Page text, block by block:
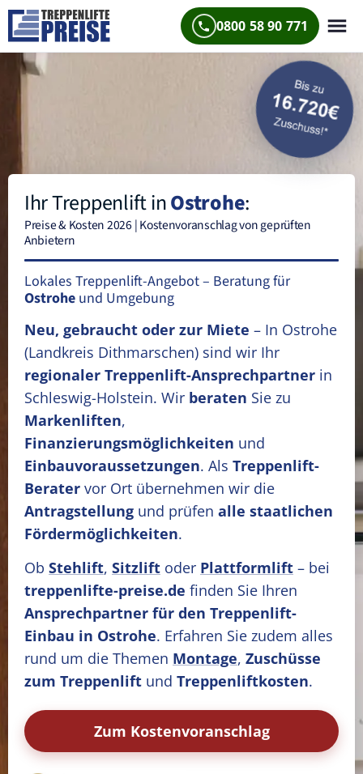
0800 58 90 771
Ihr Treppenlift inOstrohe:
Preise & Kosten 2026 | Kostenvoranschlag von geprüften
Anbietern
Lokales Treppenlift-Angebot – Beratung für
Ostrohe und Umgebung
Neu, gebraucht oder zur Miete – In Ostrohe
(Landkreis Dithmarschen) sind wir Ihr
regionaler Treppenlift-Ansprechpartner in
Schleswig-Holstein. Wir beraten Sie zu
Markenliften,
Finanzierungsmöglichkeiten und
Einbauvoraussetzungen. Als Treppenlift-
Berater vor Ort übernehmen wir die
Antragstellung und prüfen alle staatlichen
Fördermöglichkeiten.
Ob Stehlift, Sitzlift oder Plattformlift – bei
treppenlifte-preise.de finden Sie Ihren
Ansprechpartner für den Treppenlift-
Einbau in Ostrohe. Erfahren Sie zudem alles
rund um die Themen Montage, Zuschüsse
zum Treppenlift und Treppenliftkosten.
Zum Kostenvoranschlag